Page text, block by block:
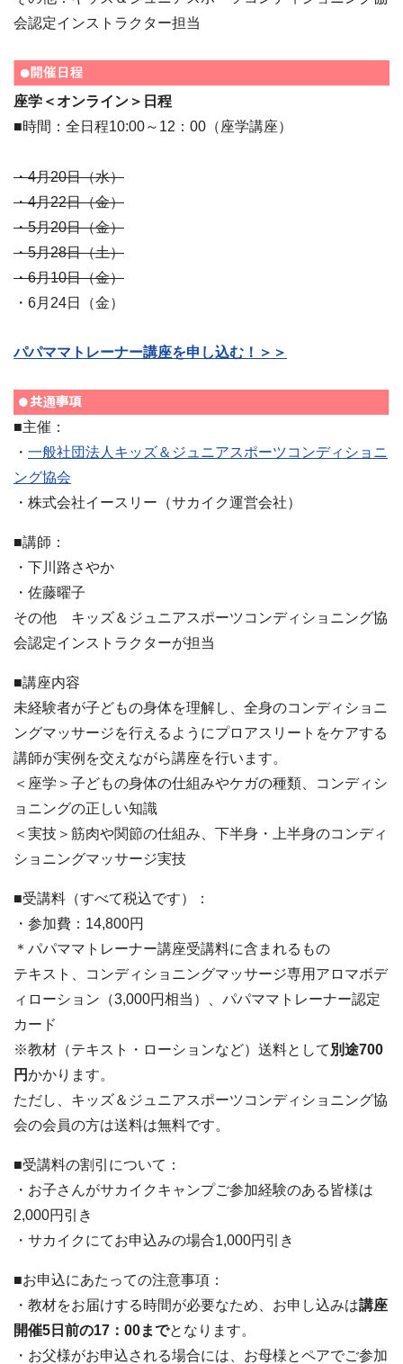
会認定インストラクター担当
座学＜オンライン＞日程
■時間：全日程10:00～12：00（座学講座）
・4月20日（水）
・4月22日（金）
・5月20日（金）
・5月28日（土）
・6月10日（金）
・6月24日（金）
パパママトレーナー講座を申し込む！＞＞
■主催：
・ 一般社団法人キッズ＆ジュニアスポーツコンディショニ
ング協会
・株式会社イースリー（サカイク運営会社）
■講師：
・下川路さやか
・佐藤曜子
その他 キッズ＆ジュニアスポーツコンディショニング協
会認定インストラクターが担当
■講座内容
未経験者が子どもの身体を理解し、全身のコンディショニ
ングマッサージを行えるようにプロアスリートをケアする
講師が実例を交えながら講座を行います。
＜座学＞子どもの身体の仕組みやケガの種類、コンディシ
ョニングの正しい知識
＜実技＞筋肉や関節の仕組み、下半身・上半身のコンディ
ショニングマッサージ実技
■受講料（すべて税込です）：
・参加費：14,800円
＊パパママトレーナー講座受講料に含まれるもの
テキスト、コンディショニングマッサージ専用アロマボデ
ィローション（3,000円相当）、パパママトレーナー認定
カード
※教材（テキスト・ローションなど）送料として 別途700
円かかります。
ただし、キッズ＆ジュニアスポーツコンディショニング協
会の会員の方は送料は無料です。
■受講料の割引について：
・お子さんがサカイクキャンプご参加経験のある皆様は
2,000円引き
・サカイクにてお申込みの場合1,000円引き
■お申込にあたっての注意事項：
・教材をお届けする時間が必要なため、お申し込みは講座
開催5日前の17：00までとなります。
・お父様がお申込される場合には、お母様とペアでご参加